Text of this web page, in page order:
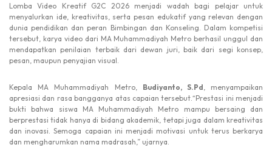
Lomba Video Kreatif G2C 2026 menjadi wadah bagi pelajar untuk
menyalurkan ide, kreativitas, serta pesan edukatif yang relevan dengan
dunia pendidikan dan peran Bimbingan dan Konseling. Dalam kompetisi
tersebut, karya video dari MA Muhammadiyah Metro berhasil unggul dan
mendapatkan penilaian terbaik dari dewan juri, baik dari segi konsep,
pesan, maupun penyajian visual.
Kepala MA Muhammadiyah Metro, Budiyanto, S.Pd, menyampaikan
apresiasi dan rasa bangganya atas capaian tersebut.“Prestasi ini menjadi
bukti bahwa siswa MA Muhammadiyah Metro mampu bersaing dan
berprestasi tidak hanya di bidang akademik, tetapi juga dalam kreativitas
dan inovasi. Semoga capaian ini menjadi motivasi untuk terus berkarya
dan mengharumkan nama madrasah,” ujarnya.